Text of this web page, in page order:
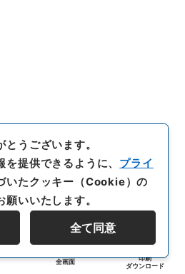
全画面
印刷
ダウンロード
うございます。
提供できるように、 プライ
いたクッキー（Cookie）の
いいたします。
全て同意